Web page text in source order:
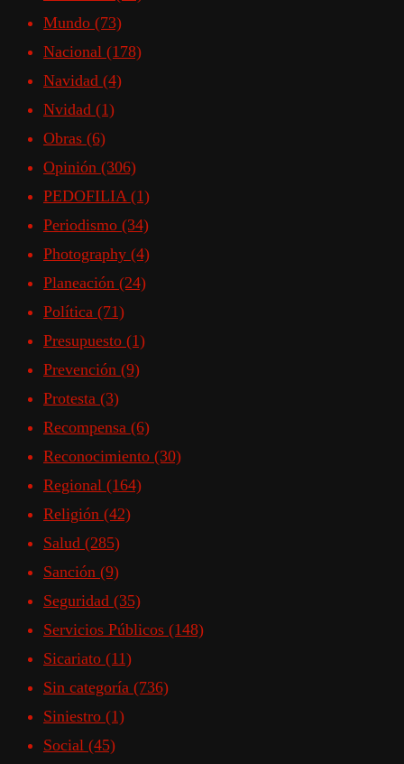
Mundo (73)
Nacional (178)
Navidad (4)
Nvidad (1)
Obras (6)
Opinión (306)
PEDOFILIA (1)
Periodismo (34)
Photography (4)
Planeación (24)
Política (71)
Presupuesto (1)
Prevención (9)
Protesta (3)
Recompensa (6)
Reconocimiento (30)
Regional (164)
Religión (42)
Salud (285)
Sanción (9)
Seguridad (35)
Servicios Públicos (148)
Sicariato (11)
Sin categoría (736)
Siniestro (1)
Social (45)